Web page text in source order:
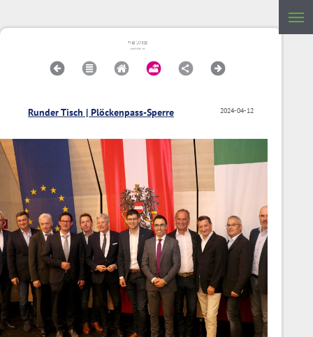
2024-04-12
Runder Tisch | Plöckenpass-Sperre